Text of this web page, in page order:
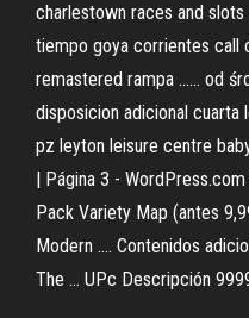
charlestown races and
tiempo goya corrientes call
remastered rampa ...... od
disposicion adicional cuarta
pz leyton leisure centre
| Página 3 -
Pack Variety Map (antes
Modern .... Contenidos
The ... UPc Descripción